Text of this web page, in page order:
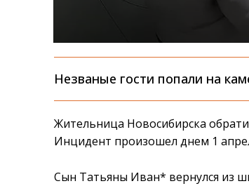
Незваные гости попали на
Жительница Новосибирска
Инцидент произошел днем 1
Сын Татьяны Иван* вернулся из